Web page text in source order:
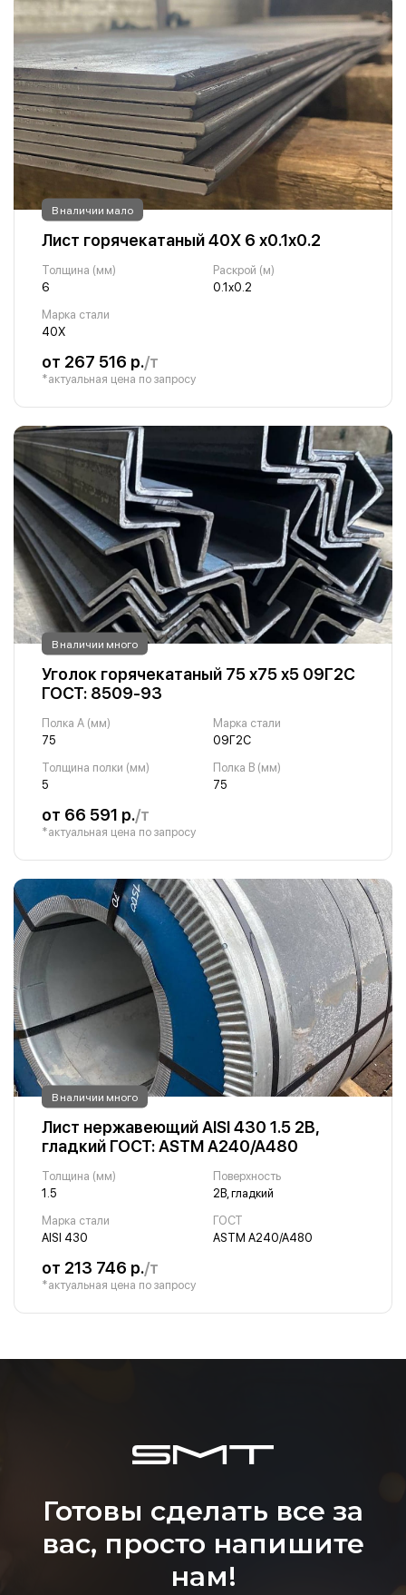
В наличии мало
Лист горячекатаный 40Х 6 х0.1х0.2
Толщина (мм)
6
Раскрой (м)
0.1х0.2
Марка стали
40Х
от 267 516 р./т
*актуальная цена по запросу
В наличии много
Уголок горячекатаный 75 х75 х5 09Г2С
ГОСТ: 8509-93
Полка A (мм)
75
Марка стали
09Г2С
Толщина полки (мм)
5
Полка B (мм)
75
от 66 591 р./т
*актуальная цена по запросу
В наличии много
Лист нержавеющий AISI 430 1.5 2B,
гладкий ГОСТ: ASTM A240/A480
Толщина (мм)
1.5
Поверхность
2B, гладкий
Марка стали
AISI 430
ГОСТ
ASTM A240/A480
от 213 746 р./т
*актуальная цена по запросу
Готовы сделать все за
вас, просто напишите
нам!